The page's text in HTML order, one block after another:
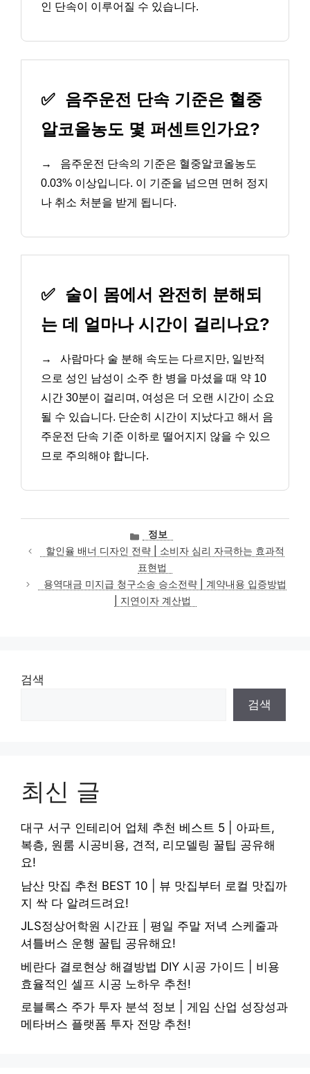
인 단속이 이루어질 수 있습니다.
✅ 음주운전 단속 기준은 혈중
알코올농도 몇 퍼센트인가요?
→
음주운전 단속의 기준은 혈중알코올농도
0.03% 이상입니다. 이 기준을 넘으면 면허 정지
나 취소 처분을 받게 됩니다.
✅ 술이 몸에서 완전히 분해되
는 데 얼마나 시간이 걸리나요?
→
사람마다 술 분해 속도는 다르지만, 일반적
으로 성인 남성이 소주 한 병을 마셨을 때 약 10
시간 30분이 걸리며, 여성은 더 오랜 시간이 소요
될 수 있습니다. 단순히 시간이 지났다고 해서 음
주운전 단속 기준 이하로 떨어지지 않을 수 있으
므로 주의해야 합니다.
카
테
고
리
정보
할인율 배너 디자인 전략 | 소비자 심리 자극하는 효과적
표현법
용역대금 미지급 청구소송 승소전략 | 계약내용 입증방법
| 지연이자 계산법
검색
검색
최신 글
대구 서구 인테리어 업체 추천 베스트 5 | 아파트,
복층, 원룸 시공비용, 견적, 리모델링 꿀팁 공유해
요!
남산 맛집 추천 BEST 10 | 뷰 맛집부터 로컬 맛집까
지 싹 다 알려드려요!
JLS정상어학원 시간표 | 평일 주말 저녁 스케줄과
셔틀버스 운행 꿀팁 공유해요!
베란다 결로현상 해결방법 DIY 시공 가이드 | 비용
효율적인 셀프 시공 노하우 추천!
로블록스 주가 투자 분석 정보 | 게임 산업 성장성과
메타버스 플랫폼 투자 전망 추천!